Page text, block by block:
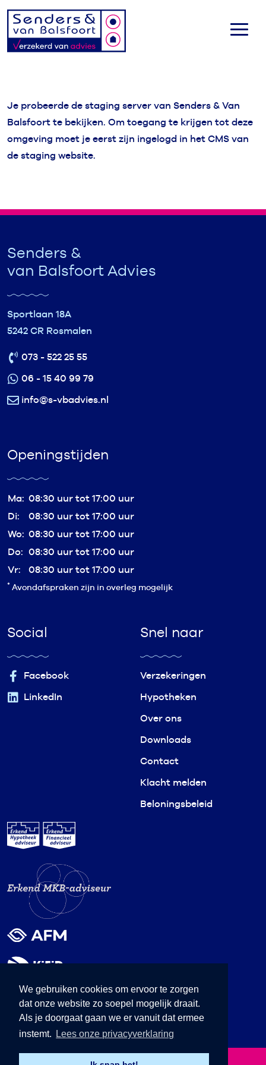
We gebruiken cookies om ervoor te zorgen
dat onze website zo soepel mogelijk draait.
Als je doorgaat gaan we er vanuit dat ermee
instemt.
Lees onze privacyverklaring
Je probeerde de staging server van Senders & Van
Balsfoort te bekijken. Om toegang te krijgen tot deze
omgeving moet je eerst zijn ingelogd in het CMS van
de staging website.
Senders &
van Balsfoort Advies
Sportlaan 18A
5242 CR Rosmalen
073 - 522 25 55
06 - 15 40 99 79
info@s-vbadvies.nl
Openingstijden
Ma: 08:30 uur tot 17:00 uur
Di:
08:30 uur tot 17:00 uur
Wo: 08:30 uur tot 17:00 uur
Do: 08:30 uur tot 17:00 uur
Vr:
08:30 uur tot 17:00 uur
* Avondafspraken zijn in overleg mogelijk
Social
Facebook
LinkedIn
Snel naar
Verzekeringen
Hypotheken
Over ons
Downloads
Contact
Klacht melden
Beloningsbeleid
© 2026 Senders & van Balsfoort Advies